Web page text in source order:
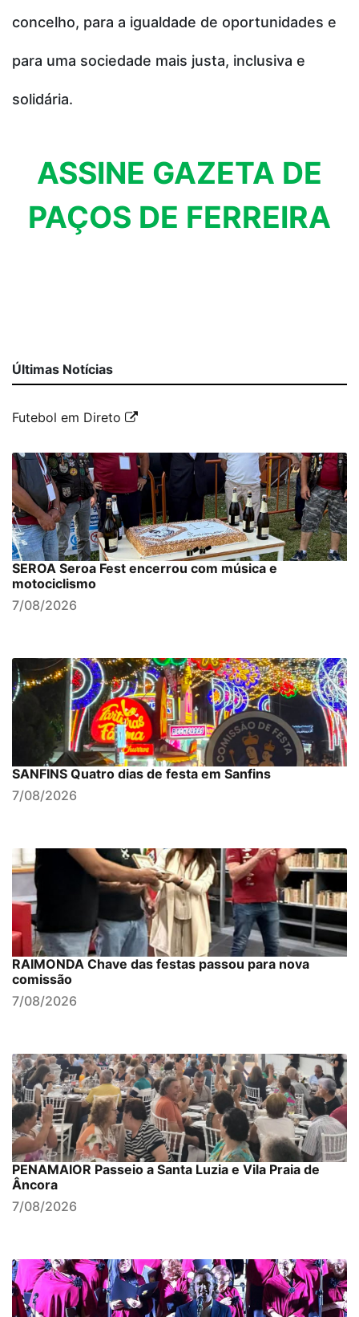
concelho, para a igualdade de oportunidades e
para uma sociedade mais justa, inclusiva e
solidária.
ASSINE GAZETA DE
PAÇOS DE FERREIRA
Últimas Notícias
Futebol em Direto
SEROA Seroa Fest encerrou com música e
motociclismo
7/08/2026
SANFINS Quatro dias de festa em Sanfins
7/08/2026
RAIMONDA Chave das festas passou para nova
comissão
7/08/2026
PENAMAIOR Passeio a Santa Luzia e Vila Praia de
Âncora
7/08/2026